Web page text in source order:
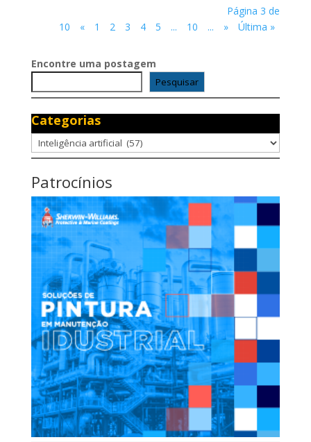
Página 3 de
10
« 1 2 3 4 5 ... 10 ... » Última »
Encontre uma postagem
Pesquisar
Categorias
Categorias
Patrocínios